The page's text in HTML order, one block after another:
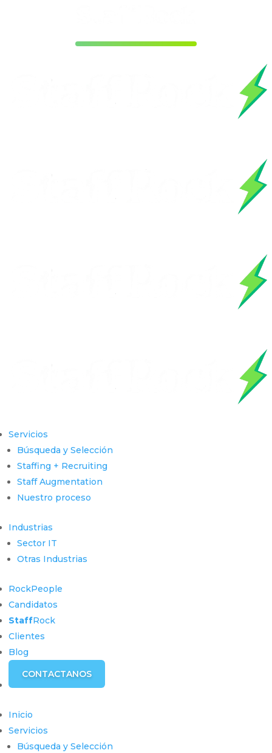
Servicios
Búsqueda y Selección
Staffing + Recruiting
Staff Augmentation
Nuestro proceso
Industrias
Sector IT
Otras Industrias
RockPeople
Candidatos
StaffRock
Clientes
Blog
CONTACTANOS
Inicio
Servicios
Búsqueda y Selección